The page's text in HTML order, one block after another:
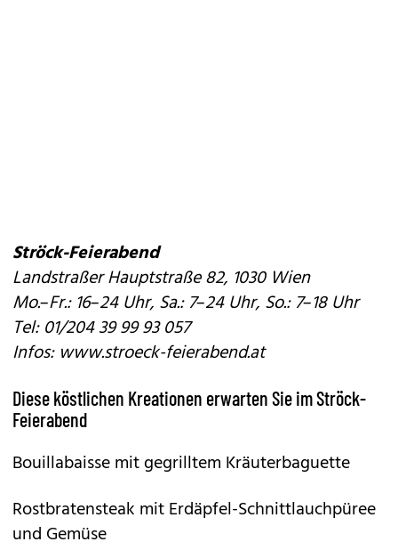
Ströck-Feierabend
Landstraßer Hauptstraße 82, 1030 Wien
Mo.–Fr.: 16–24 Uhr, Sa.: 7–24 Uhr, So.: 7–18 Uhr
Tel: 01/204 39 99 93 057
Infos: www.stroeck-feierabend.at
Diese köstlichen Kreationen erwarten Sie im Ströck-
Feierabend
Bouillabaisse mit gegrilltem Kräuterbaguette
Rostbratensteak mit Erdäpfel-Schnittlauchpüree
und Gemüse